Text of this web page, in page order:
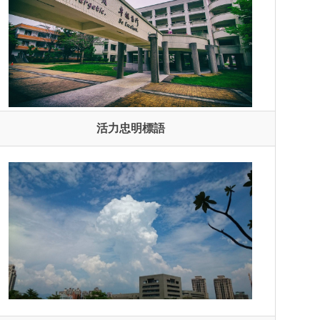
活力忠明標語